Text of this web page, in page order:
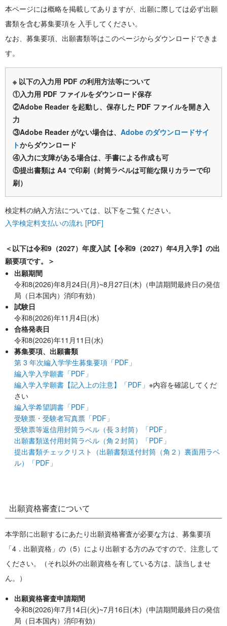
本ページには概略を掲載してありますが、出願に際しては必ず出願
書類を含む募集要項を 入手してください。
なお、募集要項、出願書類等はこのページからダウンロードできま
す。
※ 以下の入力用 PDF の利用方法等について
①入力用 PDF ファイルをダウンロード保存
②Adobe Reader を起動し、保存した PDF ファイルを開き入
力
③Adobe Reader がない場合は、 Adobe のダウンロードサイ
トからダウンロード
④入力に支障がある場合は、手書による作成も可
⑤提出書類は A4 で印刷（封筒ラベルは可能な限りカラーで印
刷）
検定料の納入方法については、以下をご覧ください。
入学検定料支払いの流れ [PDF]
＜以下は令和9（2027）年度入試【令和9（2027）年4月入学】の出
願要項です。＞
出願期間
令和8(2026)年8月24日(月)~8月27日(木)（申請期間最終日の発信
局（日本国内）消印有効）
試験日
令和8(2026)年11月4日(水)
合格発表日
令和8(2026)年11月11日(水)
募集要項、出願書類
第 3 年次編入学学生募集要項「PDF」
編入学入学願書「PDF」
編入学入学願書【記入上の注意】「PDF」 ※内容を確認してくだ
さい
編入学希望調書「PDF」
受験票・受験者写真票「PDF」
受験票等返信用封筒ラベル（長３封筒）「PDF」
出願書類送付用封筒ラベル（角２封筒）「PDF」
提出書類チェックリスト（出願書類送付封筒（角２）裏面用ラベ
ル）「PDF」
出願資格審査について
本学部に出願するにあたり出願資格審査が必要な方は、募集要項
「4．出願資格」の（5）により出願する方のみですので、注意して
ください。（それ以外の出願資格を有している方は、該当しませ
ん。）
出願資格審査申請期間
令和8(2026)年7月14日(火)~7月16日(木)（申請期間最終日の発信
局（日本国内）消印有効）